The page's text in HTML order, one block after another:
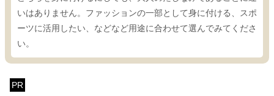
いはありません。ファッションの一部として身に付ける、スポ
ーツに活用したい、などなど用途に合わせて選んでみてくださ
い。
PR